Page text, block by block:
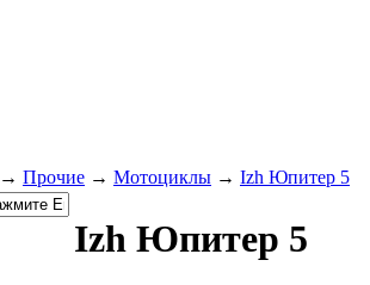
→ Прочие → Мотоциклы → Izh Юпитер 5
Izh Юпитер 5